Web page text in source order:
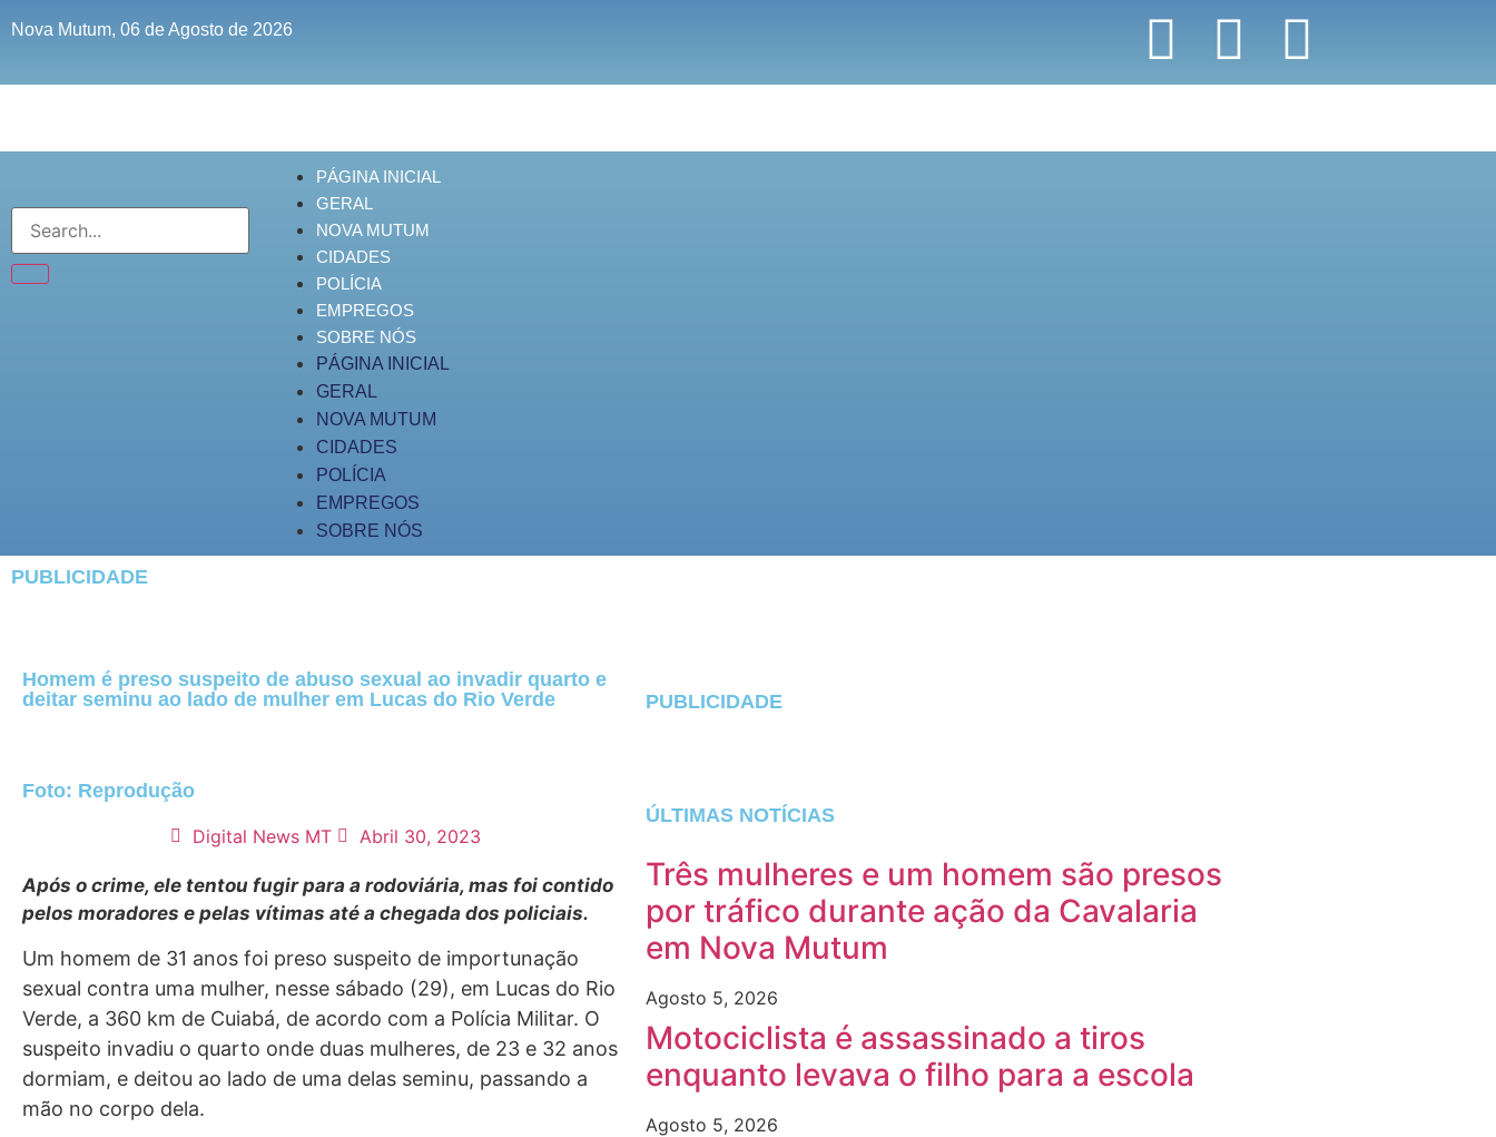
Nova Mutum, 06 de Agosto de 2026
PÁGINA INICIAL
GERAL
NOVA MUTUM
CIDADES
POLÍCIA
EMPREGOS
SOBRE NÓS
PÁGINA INICIAL
GERAL
NOVA MUTUM
CIDADES
POLÍCIA
EMPREGOS
SOBRE NÓS
PUBLICIDADE
Homem é preso suspeito de abuso sexual ao invadir quarto e
deitar seminu ao lado de mulher em Lucas do Rio Verde
Foto: Reprodução
Digital News MT Abril 30, 2023
Após o crime, ele tentou fugir para a rodoviária, mas foi contido
pelos moradores e pelas vítimas até a chegada dos policiais.
Um homem de 31 anos foi preso suspeito de importunação
sexual contra uma mulher, nesse sábado (29), em Lucas do Rio
Verde, a 360 km de Cuiabá, de acordo com a Polícia Militar. O
suspeito invadiu o quarto onde duas mulheres, de 23 e 32 anos
dormiam, e deitou ao lado de uma delas seminu, passando a
mão no corpo dela.
PUBLICIDADE
ÚLTIMAS NOTÍCIAS
Três mulheres e um homem são presos
por tráfico durante ação da Cavalaria
em Nova Mutum
Agosto 5, 2026
Motociclista é assassinado a tiros
enquanto levava o filho para a escola
Agosto 5, 2026